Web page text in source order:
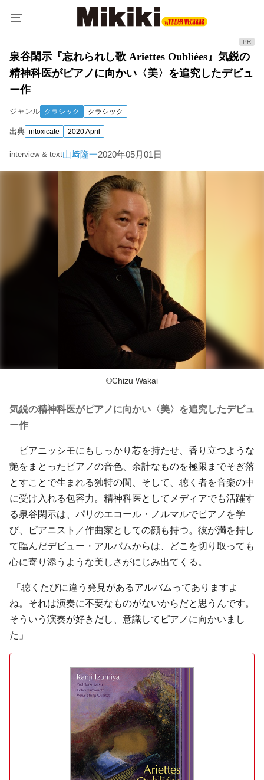
泉谷閑示『忘れられし歌 Ariettes Oubliées』気鋭の
精神科医がピアノに向かい〈美〉を追究したデビュ
ー作
ジャンル クラシック クラシック
出典 intoxicate 2020 April
interview & text山﨑隆一2020年05月01日
©Chizu Wakai
気鋭の精神科医がピアノに向かい〈美〉を追究したデビュ
ー作
ピアニッシモにもしっかり芯を持たせ、香り立つような
艶をまとったピアノの音色、余計なものを極限までそぎ落
とすことで生まれる独特の間、そして、聴く者を音楽の中
に受け入れる包容力。精神科医としてメディアでも活躍す
る泉谷閑示は、パリのエコール・ノルマルでピアノを学
び、ピアニスト／作曲家としての顔も持つ。彼が満を持し
て臨んだデビュー・アルバムからは、どこを切り取っても
心に寄り添うような美しさがにじみ出てくる。
「聴くたびに違う発見があるアルバムってありますよ
ね。それは演奏に不要なものがないからだと思うんです。
そういう演奏が好きだし、意識してピアノに向かいまし
た」